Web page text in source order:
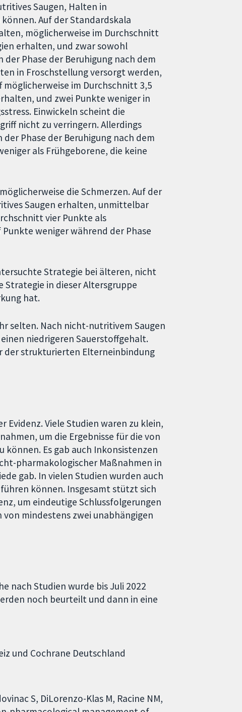
Saugen, Halten in
Auf der Standardskala
möglicherweise im Durchschnitt
erhalten, und zwar sowohl
Phase der Beruhigung nach dem
in Froschstellung versorgt werden,
im Durchschnitt 3,5
und zwei Punkte weniger in
Einwickeln scheint die
nicht zu verringern. Allerdings
Phase der Beruhigung nach dem
als Frühgeborene, die keine
die Schmerzen. Auf der
Saugen erhalten, unmittelbar
vier Punkte als
weniger während der Phase
Strategie bei älteren, nicht
Strategie in dieser Altersgruppe
hat.
selten. Nach nicht-nutritivem Saugen
niedrigeren Sauerstoffgehalt.
der strukturierten Elterneinbindung
Evidenz. Viele Studien waren zu klein,
um die Ergebnisse für die von
Es gab auch Inkonsistenzen
pharmakologischer Maßnahmen in
gab. In vielen Studien wurden auch
können. Insgesamt stützt sich
um eindeutige Schlussfolgerungen
mindestens zwei unabhängigen
nach Studien wurde bis Juli 2022
noch beurteilt und dann in eine
und Cochrane Deutschland
S, DiLorenzo-Klas M, Racine NM,